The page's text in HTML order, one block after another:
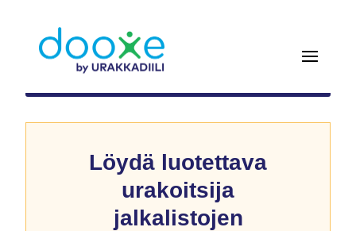
Löydä luotettava
urakoitsija
jalkalistojen